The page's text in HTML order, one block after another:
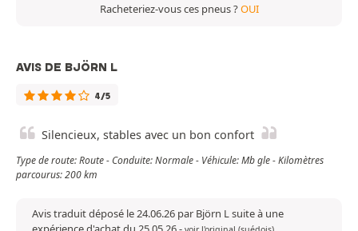
Racheteriez-vous ces pneus ?OUI
AVIS DE BJÖRN L
4/5
Silencieux, stables avec un bon confort
Type de route: Route - Conduite: Normale - Véhicule: Mb gle - Kilomètres
parcourus: 200 km
Avis traduit déposé le 24.06.26 par Björn L suite à une